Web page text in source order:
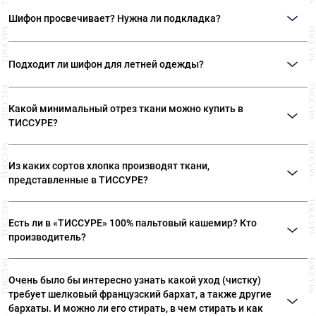
Шифон просвечивает? Нужна ли подкладка?
ткань выбирайте, ориентируясь на состав основной ткани: для шелка
шелк, для искусственных вариантов – купро или вискозу.
Подходит ли шифон для летней одежды?
комфортной летней одежды.
Какой минимальный отрез ткани можно купить в
ТИССУРЕ?
Из каких сортов хлопка производят ткани,
представленные в ТИССУРЕ?
лучших сортов длинноволокнистого хлопка: Sea Island,
Giza, Tana Low, Supima
Есть ли в «ТИССУРЕ» 100% пальтовый кашемир? Кто
производитель?
пальтовых тканей из 100% кашемира, произведенных
компаниями: Dormeuil (Франция) Agnona (Италия) Luigi
Очень было бы интересно узнать какой уход (чистку)
требует шелковый французский бархат, а также другие
бархаты. И можно ли его стирать, в чем стирать и как